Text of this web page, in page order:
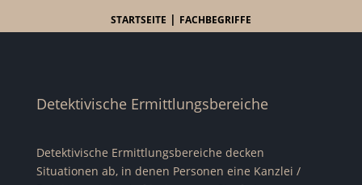
STARTSEITE | FACHBEGRIFFE
Detektivische Ermittlungsbereiche
Detektivische Ermittlungsbereiche decken
Situationen ab, in denen Personen eine Kanzlei /